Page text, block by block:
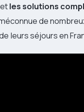
les solutions
de
leurs séjours en